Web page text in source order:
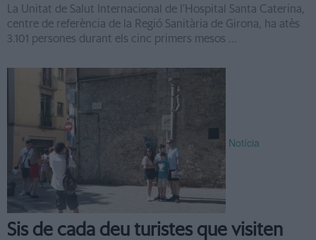
La Unitat de Salut Internacional de l’Hospital Santa Caterina,
centre de referència de la Regió Sanitària de Girona, ha atès
3.101 persones durant els cinc primers mesos ...
Notícia
Sis de cada deu turistes que visiten